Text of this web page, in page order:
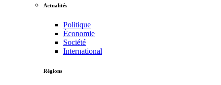
Actualités
Politique
Économie
Société
International
Régions